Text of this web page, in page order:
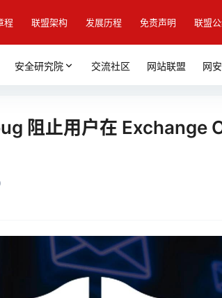
程 联盟架构 发展历程 免责声明 联盟
安全研究院 交流社区 网站联盟 网
阻止用户在 Exchange